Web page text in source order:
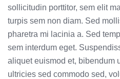
sollicitudin porttitor, sem elit
turpis sem non diam. Sed
pharetra mi lacinia a. Sed
sem interdum eget.
aliquet euismod et, bibendum
ultricies sed commodo sed,